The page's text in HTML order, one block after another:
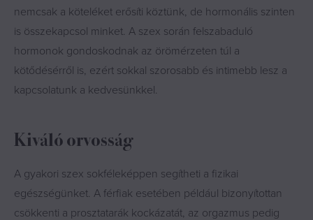
nemcsak a köteléket erősíti köztünk, de hormonális szinten
is összekapcsol minket. A szex során felszabaduló
hormonok gondoskodnak az örömérzeten túl a
kötődésérről is, ezért sokkal szorosabb és intimebb lesz a
kapcsolatunk a kedvesünkkel.
Kiváló orvosság
A gyakori szex sokféleképpen segítheti a fizikai
egészségünket. A férfiak esetében például bizonyítottan
csökkenti a prosztatarák kockázatát, az orgazmus pedig